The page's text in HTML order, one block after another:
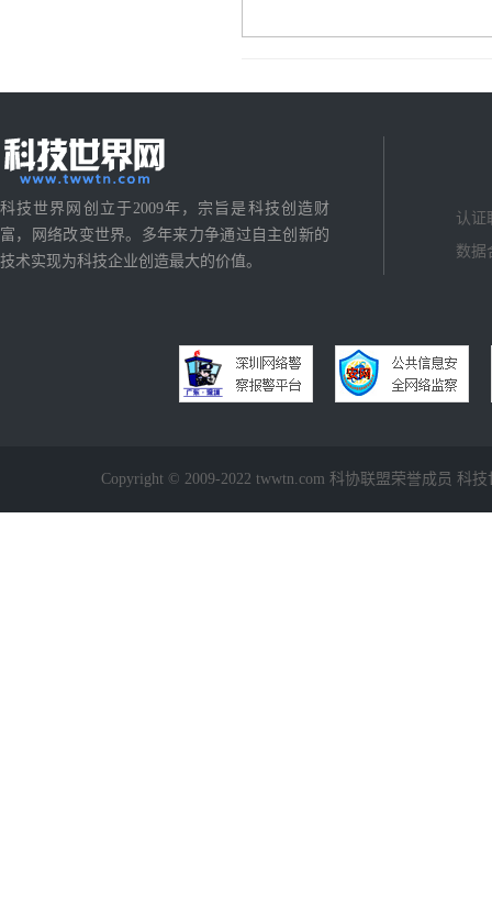
科技世界网创立于2009年，宗旨是科技创造财
富，网络改变世界。多年来力争通过自主创新的
技术实现为科技企业创造最大的价值。
认证
数据
Copyright © 2009-2022 twwtn.com 科协联盟荣誉成员 科